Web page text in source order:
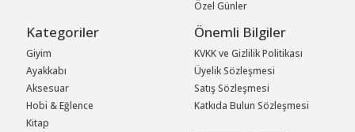
Özel Günler
Kategoriler
Giyim
Ayakkabı
Aksesuar
Hobi & Eğlence
Kitap
Önemli Bilgiler
KVKK ve Gizlilik Politikası
Üyelik Sözleşmesi
Satış Sözleşmesi
Katkıda Bulun Sözleşmesi